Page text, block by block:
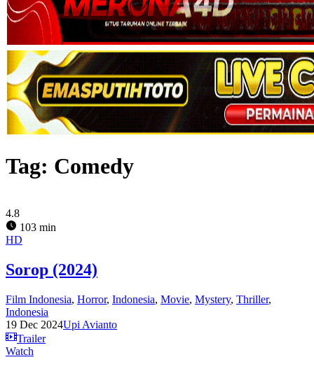
Tag: Comedy
4.8
103 min
HD
Sorop (2024)
Film Indonesia, Horror, Indonesia, Movie, Mystery, Thriller,
Indonesia
19 Dec 2024Upi Avianto
Trailer
Watch